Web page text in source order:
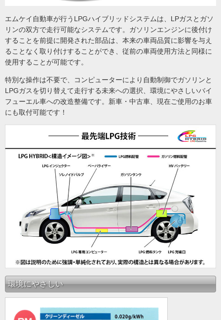
エムケイ自動車が行うLPGハイブリッドシステムは、LPガスとガソ
リンの双方で走行可能なシステムです。ガソリンエンジンに後付け
することを前提に開発された部品は、本来の車両品質に影響を与え
ることなく取り付けすることができ、従前の車両使用方法と同様に
使用することが可能です。
特別な操作は不要で、コンピューターにより自動制御でガソリンと
LPGガスを切り替えて走行する未来への選択、環境にやさしいバイ
フューエル車への改造整備です。新車・中古車、現在ご使用のお車
にも取付可能です！
環境にやさしい